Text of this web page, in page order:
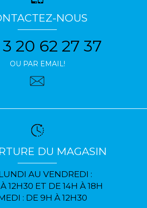
NOUS
3 20 62 27 37
OU PAR EMAIL!
DU MAGASIN
AU VENDREDI :
12H30 ET DE 14H À 18H
: DE 9H À 12H30